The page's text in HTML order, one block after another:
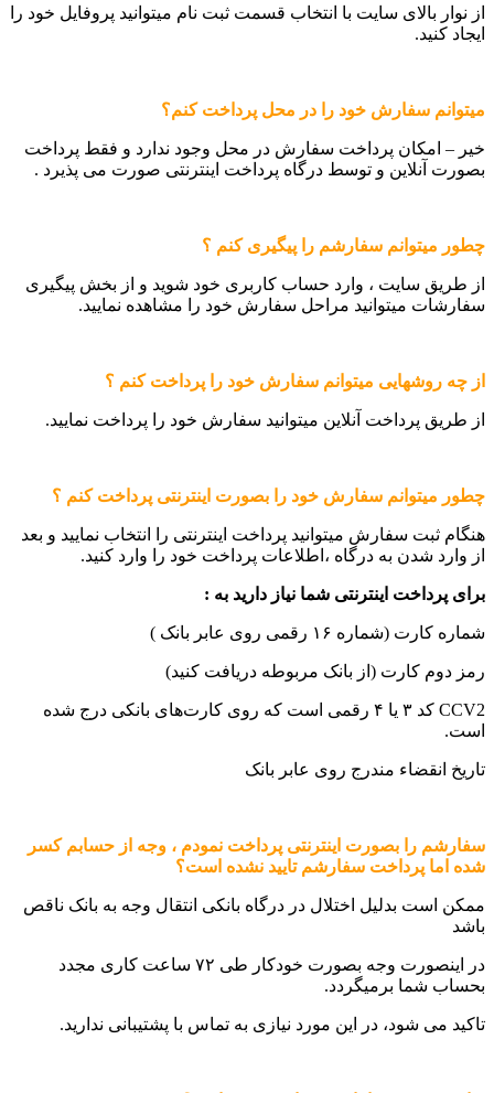
از نوار بالای سایت با انتخاب قسمت ثبت نام میتوانید پروفایل خود را
ایجاد کنید.
میتوانم سفارش خود را در محل پرداخت کنم؟
خیر – امکان پرداخت سفارش در محل وجود ندارد و فقط پرداخت
بصورت آنلاین و توسط درگاه پرداخت اینترنتی صورت می پذیرد .
چطور میتوانم سفارشم را پیگیری کنم ؟
از طریق سایت ، وارد حساب کاربری خود شوید و از بخش پیگیری
سفارشات میتوانید مراحل سفارش خود را مشاهده نمایید.
از چه روشهایی میتوانم سفارش خود را پرداخت کنم ؟
از طریق پرداخت آنلاین میتوانید سفارش خود را پرداخت نمایید.
چطور میتوانم سفارش خود را بصورت اینترنتی پرداخت کنم ؟
هنگام ثبت سفارش میتوانید پرداخت اینترنتی را انتخاب نمایید و بعد
از وارد شدن به درگاه ،اطلاعات پرداخت خود را وارد کنید.
برای پرداخت اینترنتی شما نیاز دارید به :
شماره کارت (شماره ۱۶ رقمی روی عابر بانک )
رمز دوم کارت (از بانک مربوطه دریافت کنید)
CCV2 کد ۳ یا ۴ رقمی است که روی کارت‌‌‌‌‌‌‌‌‌‌‌‌‌‌‌‌‌‌‌‌‌‌‌‌‌‌‌‌‌‌‌‌‌‌‌‌‌‌‌‌‌‌‌‌‌‌‌‌‌‌‌‌‌های بانکی درج شده
است.
تاریخ انقضاء مندرج روی عابر بانک
سفارشم را بصورت اینترنتی پرداخت نمودم ، وجه از حسابم کسر
شده اما پرداخت سفارشم تایید نشده است؟
ممکن است بدلیل اختلال در درگاه بانکی انتقال وجه به بانک ناقص
باشد
در اینصورت وجه بصورت خودکار طی ۷۲ ساعت کاری مجدد
بحساب شما برمیگردد.
تاکید می شود، در این مورد نیازی به تماس با پشتیبانی ندارید.